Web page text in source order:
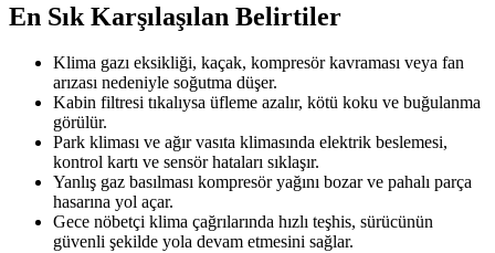
En Sık Karşılaşılan Belirtiler
Klima gazı eksikliği, kaçak, kompresör kavraması veya fan
arızası nedeniyle soğutma düşer.
Kabin filtresi tıkalıysa üfleme azalır, kötü koku ve buğulanma
görülür.
Park kliması ve ağır vasıta klimasında elektrik beslemesi,
kontrol kartı ve sensör hataları sıklaşır.
Yanlış gaz basılması kompresör yağını bozar ve pahalı parça
hasarına yol açar.
Gece nöbetçi klima çağrılarında hızlı teşhis, sürücünün
güvenli şekilde yola devam etmesini sağlar.